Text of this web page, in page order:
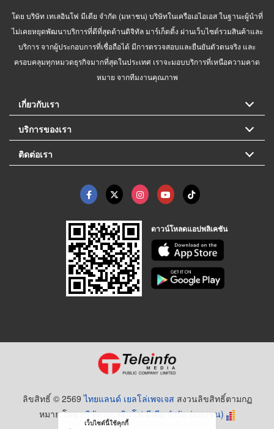
โดย บริษัท เทเลอินโฟ มีเดีย จำกัด (มหาชน) บริษัทในเครือเอไอเอส ในฐานะผู้นำที่
ไม่เคยหยุดพัฒนาบริการที่ดีที่สุดด้านดิจิทัล มาร์เก็ตติ้ง ผ่านเว็บไซต์รวมสินค้าและ
บริการ จากผู้ประกอบการที่เชื่อถือได้ มีการตรวจสอบและยืนยันตัวตนจริง และ
ครอบคลุมทุกหมวดธุรกิจมากที่สุดในประเทศ เราจะมอบบริการที่เหนือความคาด
หมาย จากทีมงานคุณภาพ
เกี่ยวกับเรา
บริการของเรา
ติดต่อเรา
ดาวน์โหลดแอปพลิเคชัน
ลิขสิทธิ์ © 2569ไทยแลนด์ เยลโล่เพจเจส สงวนลิขสิทธิ์ตามกฏ
หมาย โดยบริษัท เทเลอินโฟ มีเดีย จำกัด (มหาชน)
เว็บไซต์นี้ใช้คุกกี้